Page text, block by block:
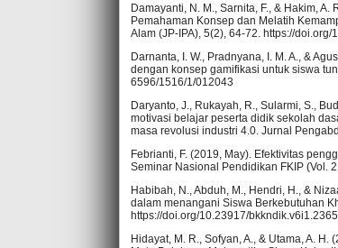
Damayanti, N. M., Sarnita, F., & Hakim,
Pemahaman Konsep dan Melatih
Alam (JP-IPA), 5(2), 64-72. https://
Darnanta, I. W., Pradnyana, I. M. A., &
dengan konsep gamifikasi untuk siswa
6596/1516/1/012043
Daryanto, J., Rukayah, R., Sularmi, S.,
motivasi belajar peserta didik sekolah
masa revolusi industri 4.0. Jurnal
Febrianti, F. (2019, May). Efektivitas
Seminar Nasional Pendidikan FKIP (Vol.
Habibah, N., Abduh, M., Hendri, H., &
dalam menangani Siswa Berkebutuhan
https://doi.org/10.23917/
Hidayat, M. R., Sofyan, A., & Utama, A.